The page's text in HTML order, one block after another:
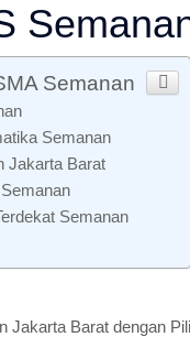
Semanan
Semanan
Jakarta Barat
Semanan
Jakarta Barat dengan